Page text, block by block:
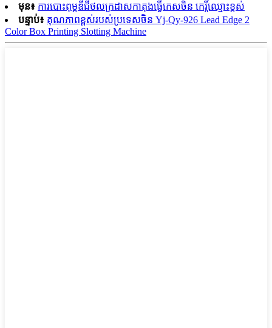
មុន៖ ការបោះពុម្ពឌីជីថលក្រដាសកាតុងធ្វើកេសចិន កេរ្តិ៍ឈ្មោះខ្ពស់
បន្ទាប់៖ គុណភាពខ្ពស់របស់ប្រទេសចិន Yj-Qy-926 Lead Edge 2
Color Box Printing Slotting Machine